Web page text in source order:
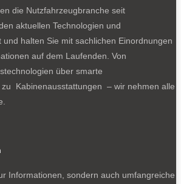
die Nutzfahrzeugbranche seit
aktuellen Technologien und
und halten Sie mit sachlichen Einordnungen
auf dem Laufenden. Von
über smarte
Kabinenausstattungen – wir nehmen alle
Informationen, sondern auch umfangreiche